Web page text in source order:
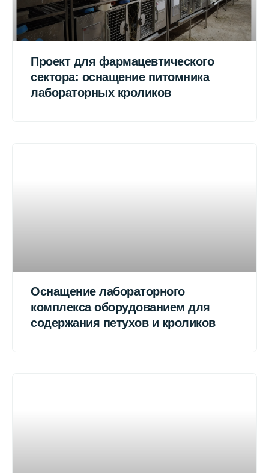
Проект для фармацевтического
сектора: оснащение питомника
лабораторных кроликов
Оснащение лабораторного
комплекса оборудованием для
содержания петухов и кроликов